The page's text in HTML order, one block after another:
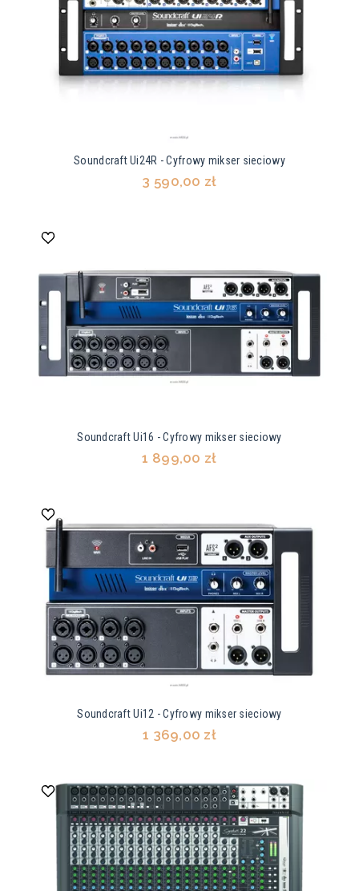
Soundcraft Ui24R - Cyfrowy mikser sieciowy
3 590,00 zł
Soundcraft Ui16 - Cyfrowy mikser sieciowy
1 899,00 zł
Soundcraft Ui12 - Cyfrowy mikser sieciowy
1 369,00 zł